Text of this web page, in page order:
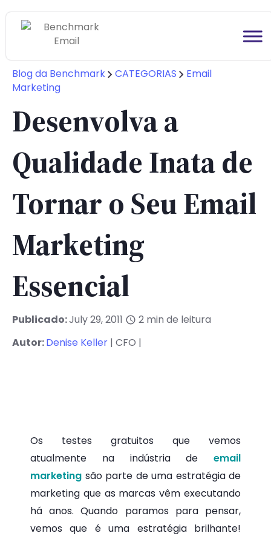
Blog da Benchmark CATEGORIAS
Email
Marketing
Desenvolva a
Qualidade Inata de
Tornar o Seu Email
Marketing
Essencial
Publicado:July 29, 2011 2 min de leitura
Autor:Denise Keller | CFO |
Os testes gratuitos que vemos
atualmente na indústria de email
marketing são parte de uma estratégia de
marketing que as marcas vêm executando
há anos. Quando paramos para pensar,
vemos que é uma estratégia brilhante!